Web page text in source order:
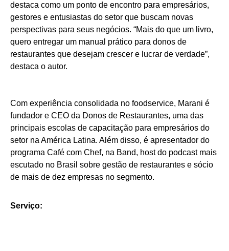
destaca como um ponto de encontro para empresários,
gestores e entusiastas do setor que buscam novas
perspectivas para seus negócios. “Mais do que um livro,
quero entregar um manual prático para donos de
restaurantes que desejam crescer e lucrar de verdade”,
destaca o autor.
Com experiência consolidada no foodservice, Marani é
fundador e CEO da Donos de Restaurantes, uma das
principais escolas de capacitação para empresários do
setor na América Latina. Além disso, é apresentador do
programa Café com Chef, na Band, host do podcast mais
escutado no Brasil sobre gestão de restaurantes e sócio
de mais de dez empresas no segmento.
Serviço: